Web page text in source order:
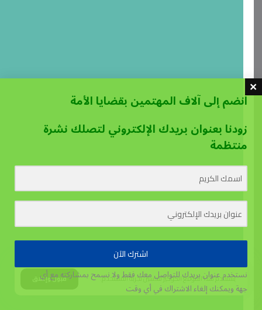
يستخدم هذا الموقع الكوكيز لتحسين تجربة المستخدم. قبول وإغلاق
انضم إلى آلاف المهتمين بقضايا الأمة
زودنا بعنوان بريدك الإلكتروني لتصلك نشرة
منتظمة
اشترك الآن
نستخدم عنوان بريدك للتواصل معك فقط ولا نسمح بمشاركته مع أي
جهةويمكنك إلغاء الاشتراك في أي وقت